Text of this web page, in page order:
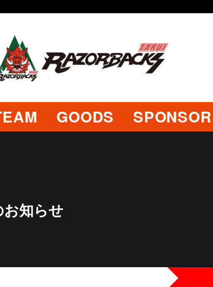
GOODS SPONSOR
知らせ